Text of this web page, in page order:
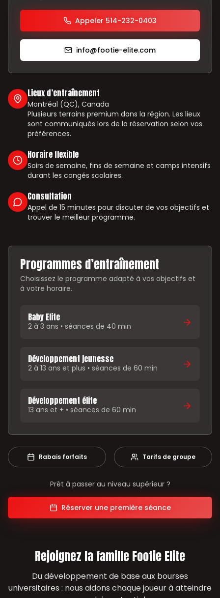
Appeler 514-232-0403
info@footie-elite.com
Lieux d’entraînement
Montréal (QC), Canada
Plusieurs terrains premium dans la région. Les lieux
sont communiqués lors de la réservation selon vos
préférences.
Horaire flexible
Soirs de semaine, fins de semaine et camps intensifs
durant les congés scolaires.
Consultation
Appel de 15 minutes pour discuter de vos objectifs et
trouver le meilleur programme.
Programmes d’entraînement
Choisissez le programme adapté à vos objectifs et
à votre horaire.
Baby Elite
2 à 3 ans • séances de 40 min
Développement jeunesse
2 à 13 ans et plus • séances de 60 min
Développement élite
13 ans et + • séances de 60 min
Rabais forfaits Tarifs de groupe
Prêt à passer au niveau supérieur ?
Réserver une première séance
Rejoignez la famille Footie Elite
Du développement de base aux bourses
universitaires : nous aidons chaque joueur à atteindre